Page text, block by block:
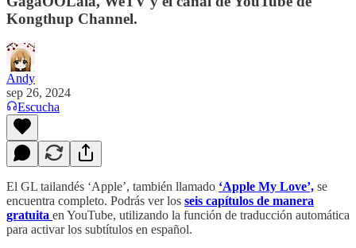
Kongthup Channel.
Andy
sep 26, 2024
Escucha
El GL tailandés ‘Apple’, también llamado ‘Apple My Love’, se
encuentra completo. Podrás ver los seis capítulos de manera
gratuita en YouTube, utilizando la función de traducción automática
para activar los subtítulos en español.